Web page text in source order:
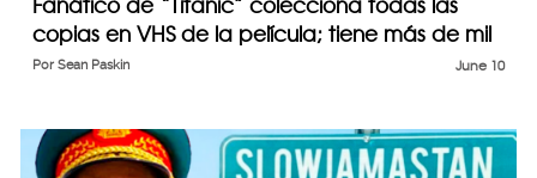
Fanático de “Titanic” colecciona todas las
copias en VHS de la película; tiene más de mil
June 10
Por Sean Paskin